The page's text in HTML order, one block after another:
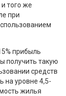
того же
при
прибыль
получить такую
средств
на уровне 4,5-
жилья